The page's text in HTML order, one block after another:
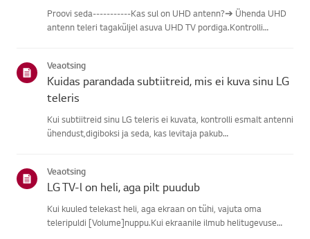
Proovi seda-----------Kas sul on UHD antenn?➔ Ühenda UHD
antenn teleri tagaküljel asuva UHD TV pordiga.Kontrolli
signaali, j...
Veaotsing
Kuidas parandada subtiitreid, mis ei kuva sinu LG
teleris
Kui subtiitreid sinu LG teleris ei kuvata, kontrolli esmalt antenni
ühendust,digiboksi ja seda, kas levitaja pakub
kasutad ...
Veaotsing
LG TV-l on heli, aga pilt puudub
Kui kuuled telekast heli, aga ekraan on tühi, vajuta oma
teleripuldi [Volume]nuppu.Kui ekraanile ilmub helitugevuse